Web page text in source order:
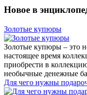
Новое в
Золотые купюры
Золотые купюры – это
настоящее время
приобрести в
необычные денежные
​Для чего нужны